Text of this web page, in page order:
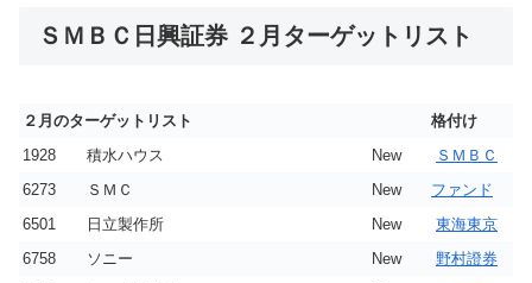
ＳＭＢＣ日興証券 ２月ターゲットリスト
２月のターゲットリスト
格付け
1928
積水ハウス New
ＳＭＢＣ
6273
ＳＭＣ New
ファンド
6501
日立製作所 New
東海東京
6758
ソニー New
野村證券